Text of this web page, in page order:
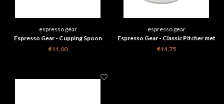
espresso gear
Espresso Gear - Cupping Spoon
€11,00
espresso gear
Espresso Gear - Classic Pitcher met
handige maataanduiding 400ml
€14,75